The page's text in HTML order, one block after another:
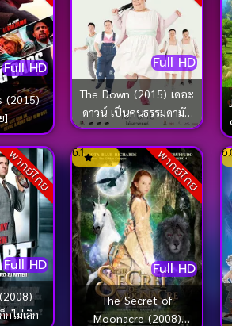
Full HD
(2015)
]
Full HD
The Down (2015) เดอะ
ดาวน์ เป็นคนธรรมดามัน
ง่ายไป
พากย์ไทย
Full HD
ไม่เลิก
พากย์ไทย
Full HD
6.1
The Secret of
Moonacre (2008)